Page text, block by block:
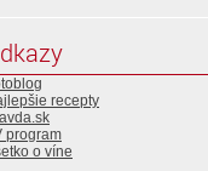
recepty
program
o víne